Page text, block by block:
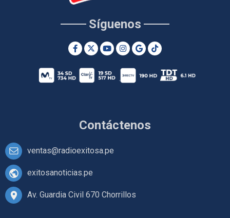
Contáctenos
ventas@radioexitosa.pe
exitosanoticias.pe
Av. Guardia Civil 670 Chorrillos
Síguenos